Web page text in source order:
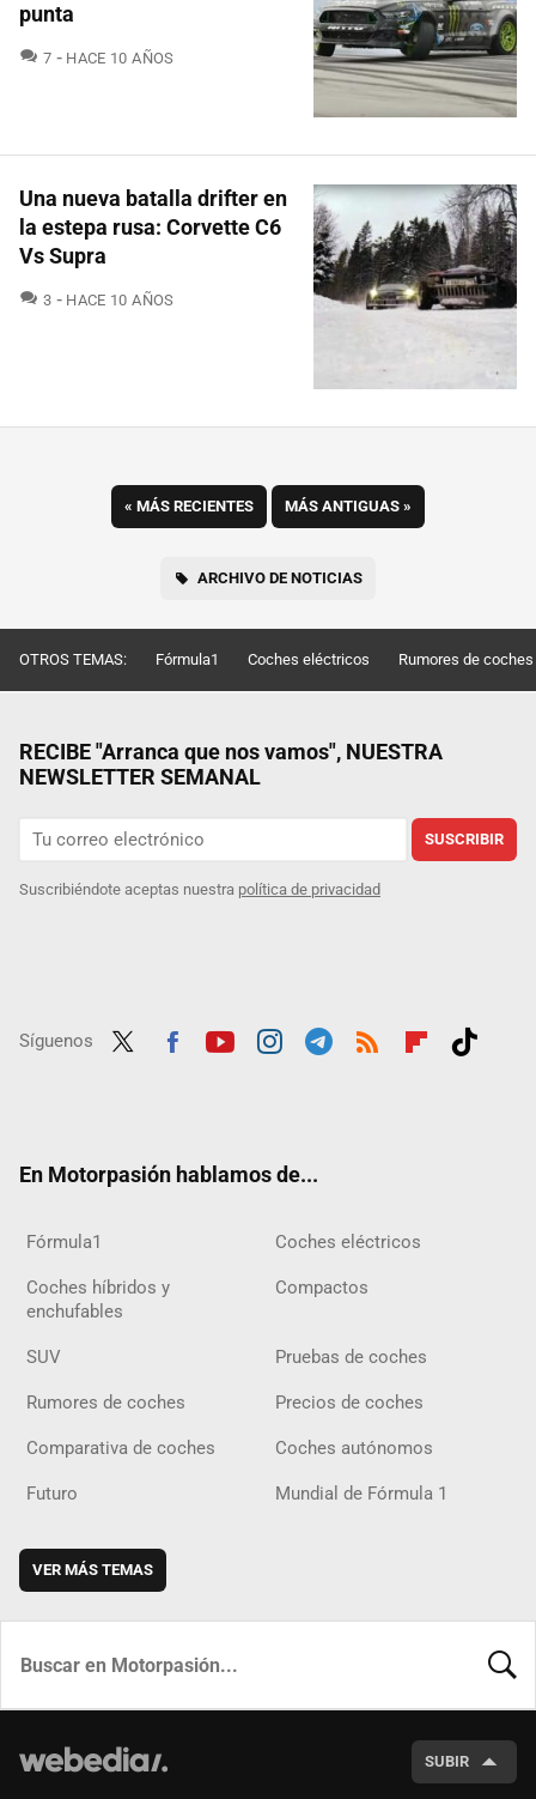
punta
7 COMENTARIOS
HACE 10 AÑOS
Una nueva batalla drifter en
la estepa rusa: Corvette C6
Vs Supra
3 COMENTARIOS
HACE 10 AÑOS
« MÁS RECIENTES MÁS ANTIGUAS »
ARCHIVO DE NOTICIAS
OTROS TEMAS: Fórmula1 Coches eléctricos Rumores de coches
RECIBE "Arranca que nos vamos", NUESTRA
NEWSLETTER SEMANAL
SUSCRIBIR
Suscribiéndote aceptas nuestra política de privacidad
Síguenos
En Motorpasión hablamos de...
Fórmula1 Coches eléctricos
Coches híbridos y
enchufables
Compactos
SUV Pruebas de coches
Rumores de coches Precios de coches
Comparativa de coches Coches autónomos
Futuro Mundial de Fórmula 1
VER MÁS TEMAS
SUBIR